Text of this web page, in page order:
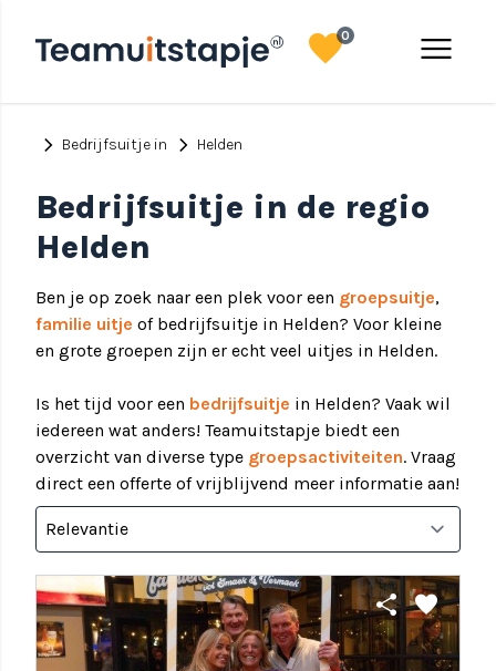
menu
favorite0
chevron_right Bedrijfsuitje in chevron_right Helden
Bedrijfsuitje in de regio
Helden
Ben je op zoek naar een plek voor een groepsuitje,
familie uitje of bedrijfsuitje in Helden? Voor kleine
en grote groepen zijn er echt veel uitjes in Helden.
Is het tijd voor een bedrijfsuitje in Helden? Vaak wil
iedereen wat anders! Teamuitstapje biedt een
overzicht van diverse type groepsactiviteiten. Vraag
direct een offerte of vrijblijvend meer informatie aan!
share favorite